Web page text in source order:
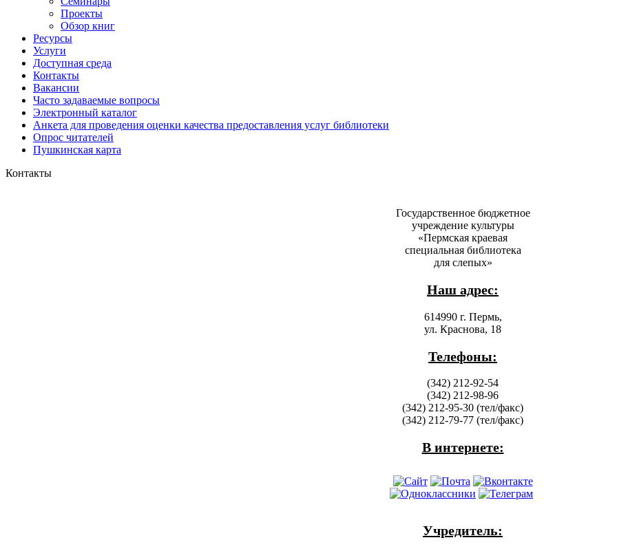
Проекты
Обзор книг
Ресурсы
Услуги
Доступная среда
Контакты
Вакансии
Часто задаваемые вопросы
Электронный каталог
Анкета для проведения оценки качества предоставления услуг библиотеки
Опрос читателей
Пушкинская карта
Контакты
Государственное бюджетное
учреждение культуры
«Пермская краевая
специальная библиотека
для слепых»
Наш адрес:
614990 г. Пермь,
ул. Краснова, 18
Телефоны:
(342) 212-92-54
(342) 212-98-96
(342) 212-95-30 (тел/факс)
(342) 212-79-77 (тел/факс)
В интернете:
Учредитель: